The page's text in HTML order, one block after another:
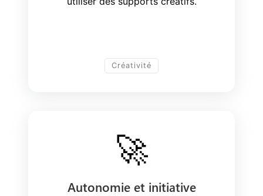
Créativité
🚀
Autonomie et initiative